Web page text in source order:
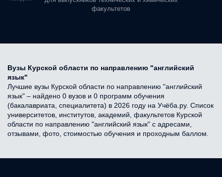
факультетов
Вузы Курской области по направлению "английский
язык"
Лучшие вузы Курской области по направлению "английский
язык" – найдено 0 вузов и 0 программ обучения
(бакалавриата, специалитета) в 2026 году на Учёба.ру. Список
университетов, институтов, академий, факультетов Курской
области по направлению "английский язык" с адресами,
отзывами, фото, стоимостью обучения и проходным баллом.